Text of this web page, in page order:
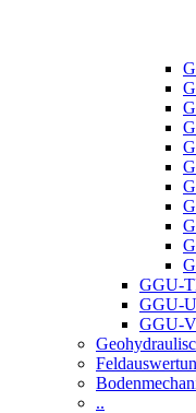
GGU-
GGU-
GGU-
..